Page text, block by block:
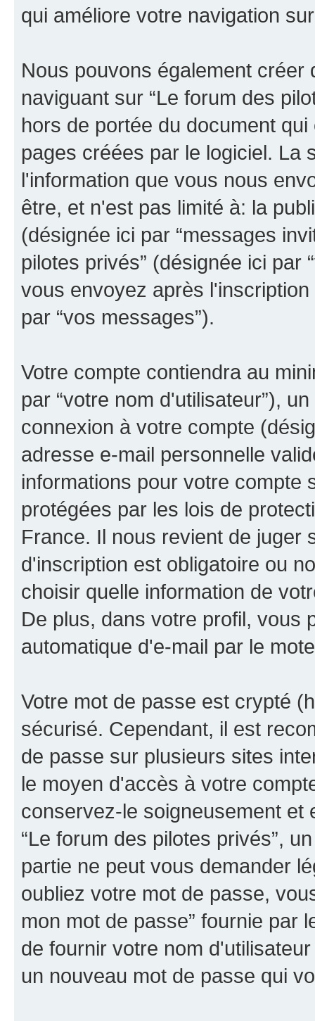
qui améliore votre navigation
Nous pouvons également
naviguant sur “Le forum des
hors de portée du document
pages créées par le logiciel. La
l'information que vous nous
être, et n'est pas limité à: la
(désignée ici par “messages
pilotes privés” (désignée ici par
vous envoyez après
par “vos messages”).
Votre compte contiendra au
par “votre nom d'utilisateur”),
connexion à votre compte
adresse e-mail personnelle
informations pour votre compte
protégées par les lois de
France. Il nous revient de juger
d'inscription est obligatoire ou
choisir quelle information de
De plus, dans votre profil, vous
automatique d'e-mail par le
Votre mot de passe est crypté
sécurisé. Cependant, il est
de passe sur plusieurs sites
le moyen d'accès à votre
conservez-le soigneusement et
“Le forum des pilotes privés”,
partie ne peut vous demander
oubliez votre mot de passe,
mon mot de passe” fournie par
de fournir votre nom
un nouveau mot de passe qui